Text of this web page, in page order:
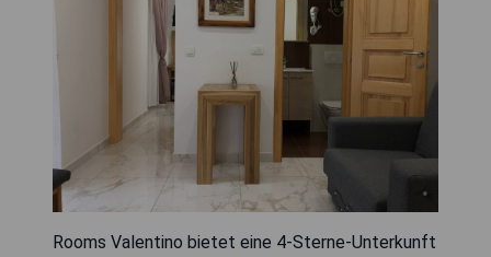
Rooms Valentino bietet eine 4-Sterne-Unterkunft